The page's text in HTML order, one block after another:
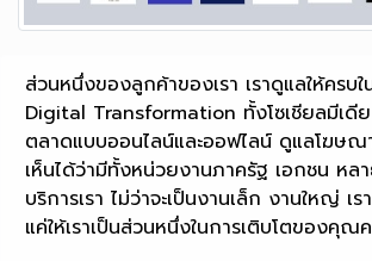
ส่วนหนึ่งของลูกค้าของเรา เราดูแลให้ครบ
Digital Transformation ทั้งโซเชียลมีเดีย
ตลาดแบบออนไลน์และออฟไลน์ ดูแลโฆษ
เห็นได้ว่ามีทั้งหน่วยงานภาครัฐ เอกชน หล
บริการเรา ไม่ว่าจะเป็นงานเล็ก งานใหญ่ เ
แค่ให้เราเป็นส่วนหนึ่งในการเติบโตของคุณ